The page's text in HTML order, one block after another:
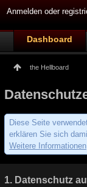
Anmelden oder
Dashboard
the Hellboard
Diese Seite
erklären Sie sich
Weitere Informationen
1. Datenschutz